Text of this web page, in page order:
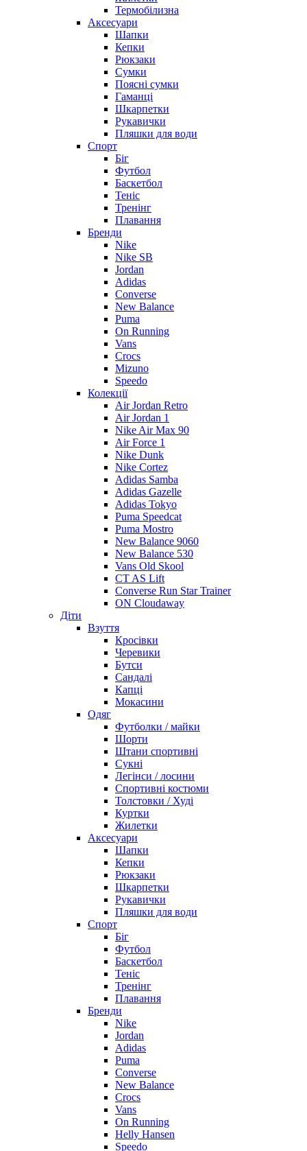
Термобілизна
Аксесуари
Шапки
Кепки
Рюкзаки
Сумки
Поясні сумки
Гаманці
Шкарпетки
Рукавички
Пляшки для води
Спорт
Біг
Футбол
Баскетбол
Теніс
Тренінг
Плавання
Бренди
Nike
Nike SB
Jordan
Adidas
Converse
New Balance
Puma
On Running
Vans
Crocs
Mizuno
Speedo
Колекції
Air Jordan Retro
Air Jordan 1
Nike Air Max 90
Air Force 1
Nike Dunk
Nike Cortez
Adidas Samba
Adidas Gazelle
Adidas Tokyo
Puma Speedcat
Puma Mostro
New Balance 9060
New Balance 530
Vans Old Skool
CT AS Lift
Converse Run Star Trainer
ON Cloudaway
Діти
Взуття
Кросівки
Черевики
Бутси
Сандалі
Капці
Мокасини
Одяг
Футболки / майки
Шорти
Штани спортивні
Сукні
Легінси / лосини
Спортивні костюми
Толстовки / Худі
Куртки
Жилетки
Аксесуари
Шапки
Кепки
Рюкзаки
Шкарпетки
Рукавички
Пляшки для води
Спорт
Біг
Футбол
Баскетбол
Теніс
Тренінг
Плавання
Бренди
Nike
Jordan
Adidas
Puma
Converse
New Balance
Crocs
Vans
On Running
Helly Hansen
Speedo